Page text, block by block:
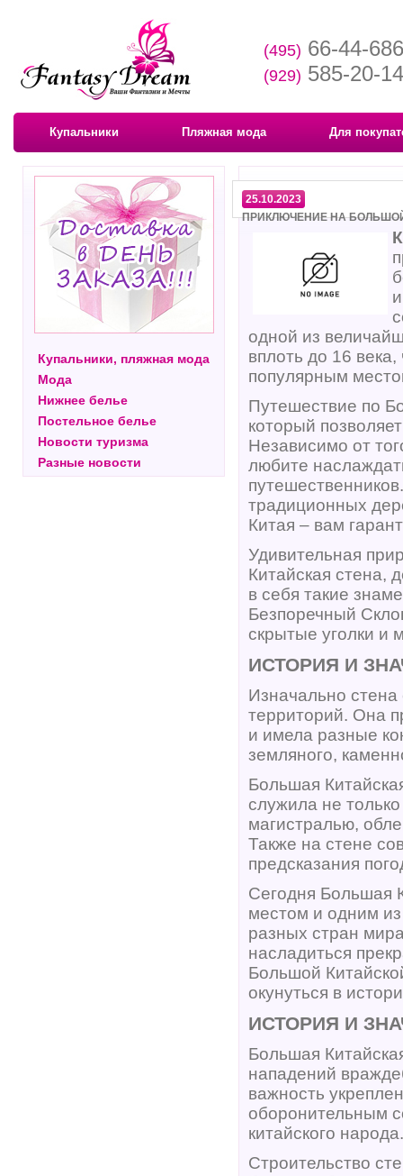
(495) 66-44-686
(929) 585-20-14
Купальники Пляжная мода Для
Купальники, пляжная мода
Мода
Нижнее белье
Постельное белье
Новости туризма
Разные новости
25.10.2023
ПРИКЛЮЧЕНИЕ НА
одной из
вплоть до 16
популярным
Путешествие по
который
Независимо от
любите
традиционных
Китая – вам
Удивительная
Китайская стена,
в себя такие
Безпоречный
скрытые уголки и
ИСТОРИЯ И
Изначально
территорий. Она
и имела разные
земляного,
Большая
служила не
магистралью,
Также на стене
предсказания
Сегодня Большая
местом и одним
разных стран
насладиться
Большой
окунуться в
ИСТОРИЯ И
Большая
нападений
важность
оборонительным
китайского народа.
Строительство